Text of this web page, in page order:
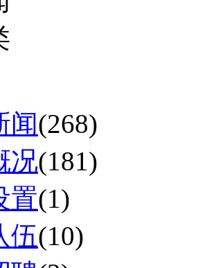
闻(268)
况(181)
置(1)
伍(10)